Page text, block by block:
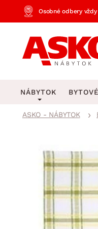
Osobné odbery
NÁBYTOK
Obývacia
Spálňa
Behúne a malé
Kúpeľňové predložky
Zobrazit vše
ASKO - NÁBYTOK